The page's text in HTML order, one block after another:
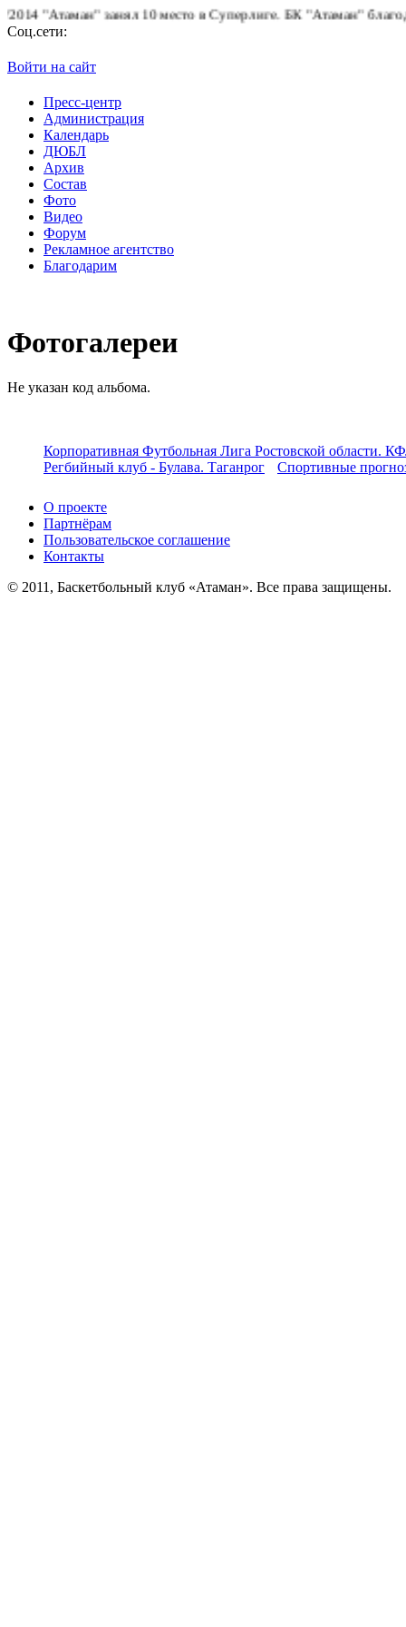
занял 10 место в Суперлиге.БК "Атаман" благодарит
Соц.сети:
Войти на сайт
Пресс-центр
Администрация
Календарь
ДЮБЛ
Архив
Состав
Фото
Видео
Форум
Рекламное агентство
Благодарим
Фотогалереи
Не указан код альбома.
Корпоративная Футбольная Лига Ростовской области.
Регбийный клуб - Булава. Таганрог
Спортивные
О проекте
Партнёрам
Пользовательское соглашение
Контакты
© 2011, Баскетбольный клуб «Атаман». Все права защищены.